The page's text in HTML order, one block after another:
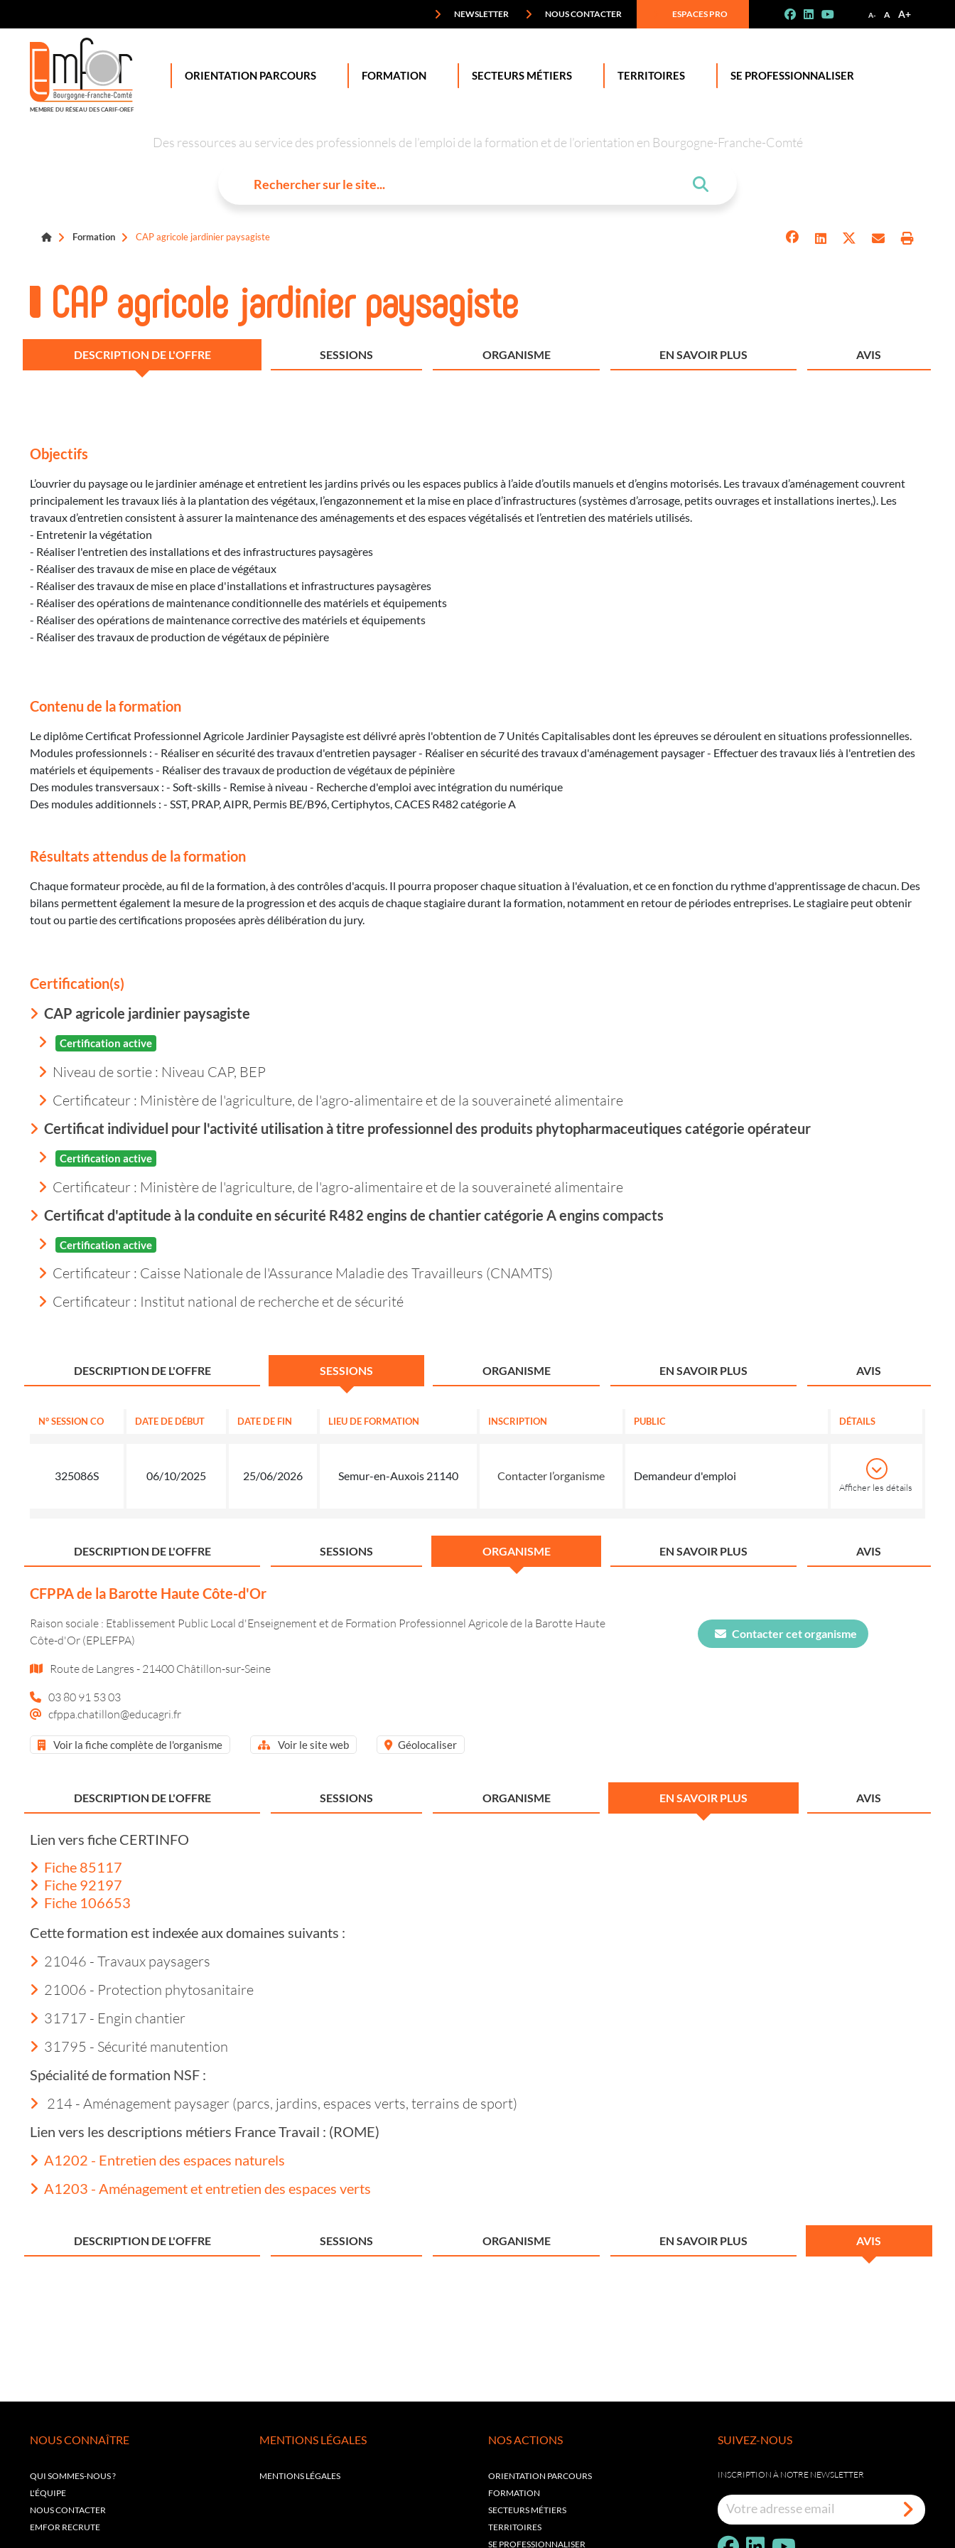
A- A A+
NEWSLETTER NOUS CONTACTER ESPACES PRO
MEMBRE DU RÉSEAU DES CARIF-OREF
ORIENTATION PARCOURS FORMATION SECTEURS MÉTIERS TERRITOIRES SE PROFESSIONNALISER
Des ressources au service des professionnels de l’emploi de la formation et de l’orientation en Bourgogne-Franche-Comté
Formation CAP agricole jardinier paysagiste
CAP agricole jardinier paysagiste
DESCRIPTION DE L'OFFRE SESSIONS ORGANISME EN SAVOIR PLUS AVIS
Objectifs
L’ouvrier du paysage ou le jardinier aménage et entretient les jardins privés ou les espaces publics à l’aide d’outils manuels et d’engins motorisés. Les travaux d’aménagement couvrent
principalement les travaux liés à la plantation des végétaux, l’engazonnement et la mise en place d’infrastructures (systèmes d’arrosage, petits ouvrages et installations inertes,). Les
travaux d’entretien consistent à assurer la maintenance des aménagements et des espaces végétalisés et l’entretien des matériels utilisés.
- Entretenir la végétation
- Réaliser l'entretien des installations et des infrastructures paysagères
- Réaliser des travaux de mise en place de végétaux
- Réaliser des travaux de mise en place d'installations et infrastructures paysagères
- Réaliser des opérations de maintenance conditionnelle des matériels et équipements
- Réaliser des opérations de maintenance corrective des matériels et équipements
- Réaliser des travaux de production de végétaux de pépinière
Contenu de la formation
Le diplôme Certificat Professionnel Agricole Jardinier Paysagiste est délivré après l'obtention de 7 Unités Capitalisables dont les épreuves se déroulent en situations professionnelles.
Modules professionnels : - Réaliser en sécurité des travaux d'entretien paysager - Réaliser en sécurité des travaux d'aménagement paysager - Effectuer des travaux liés à l'entretien des
matériels et équipements - Réaliser des travaux de production de végétaux de pépinière
Des modules transversaux : - Soft-skills - Remise à niveau - Recherche d'emploi avec intégration du numérique
Des modules additionnels : - SST, PRAP, AIPR, Permis BE/B96, Certiphytos, CACES R482 catégorie A
Résultats attendus de la formation
Chaque formateur procède, au fil de la formation, à des contrôles d'acquis. Il pourra proposer chaque situation à l'évaluation, et ce en fonction du rythme d'apprentissage de chacun. Des
bilans permettent également la mesure de la progression et des acquis de chaque stagiaire durant la formation, notamment en retour de périodes entreprises. Le stagiaire peut obtenir
tout ou partie des certifications proposées après délibération du jury.
Certification(s)
CAP agricole jardinier paysagiste
Certification active
Niveau de sortie : Niveau CAP, BEP
Certificateur : Ministère de l'agriculture, de l'agro-alimentaire et de la souveraineté alimentaire
Certificat individuel pour l'activité utilisation à titre professionnel des produits phytopharmaceutiques catégorie opérateur
Certification active
Certificateur : Ministère de l'agriculture, de l'agro-alimentaire et de la souveraineté alimentaire
Certificat d'aptitude à la conduite en sécurité R482 engins de chantier catégorie A engins compacts
Certification active
Certificateur : Caisse Nationale de l'Assurance Maladie des Travailleurs (CNAMTS)
Certificateur : Institut national de recherche et de sécurité
DESCRIPTION DE L'OFFRE SESSIONS ORGANISME EN SAVOIR PLUS AVIS
N° SESSION CO DATE DE DÉBUT DATE DE FIN LIEU DE FORMATION INSCRIPTION PUBLIC DÉTAILS
325086S 06/10/2025 25/06/2026 Semur-en-Auxois 21140 Contacter l’organisme Demandeur d'emploi
Afficher les détails
DESCRIPTION DE L'OFFRE SESSIONS ORGANISME EN SAVOIR PLUS AVIS
CFPPA de la Barotte Haute Côte-d'Or
Raison sociale : Etablissement Public Local d'Enseignement et de Formation Professionnel Agricole de la Barotte Haute
Côte-d'Or (EPLEFPA)
Route de Langres - 21400 Châtillon-sur-Seine
03 80 91 53 03
cfppa.chatillon@educagri.fr
Voir la fiche complète de l'organisme Voir le site web Géolocaliser
Contacter cet organisme
DESCRIPTION DE L'OFFRE SESSIONS ORGANISME EN SAVOIR PLUS AVIS
Lien vers fiche CERTINFO
Fiche 85117
Fiche 92197
Fiche 106653
Cette formation est indexée aux domaines suivants :
21046 - Travaux paysagers
21006 - Protection phytosanitaire
31717 - Engin chantier
31795 - Sécurité manutention
Spécialité de formation NSF :
214 - Aménagement paysager (parcs, jardins, espaces verts, terrains de sport)
Lien vers les descriptions métiers France Travail : (ROME)
A1202 - Entretien des espaces naturels
A1203 - Aménagement et entretien des espaces verts
DESCRIPTION DE L'OFFRE SESSIONS ORGANISME EN SAVOIR PLUS AVIS
NOUS CONNAÎTRE
QUI SOMMES-NOUS ?
L'ÉQUIPE
NOUS CONTACTER
EMFOR RECRUTE
MENTIONS LÉGALES
MENTIONS LÉGALES
NOS ACTIONS
ORIENTATION PARCOURS
FORMATION
SECTEURS MÉTIERS
TERRITOIRES
SE PROFESSIONNALISER
SUIVEZ-NOUS
INSCRIPTION À NOTRE NEWSLETTER